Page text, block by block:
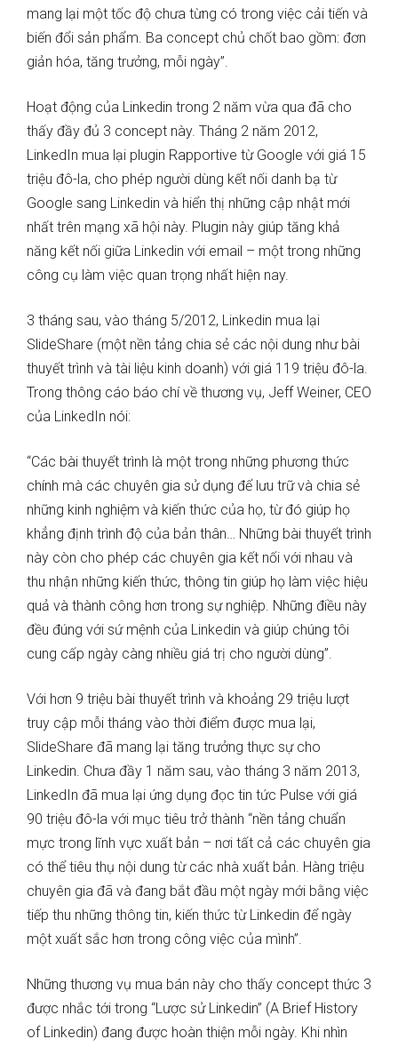
mang lại một tốc độ chưa từng có trong việc cải tiến và
biến đổi sản phẩm. Ba concept chủ chốt bao gồm: đơn
giản hóa, tăng trưởng, mỗi ngày”.
Hoạt động của Linkedin trong 2 năm vừa qua đã cho
thấy đầy đủ 3 concept này. Tháng 2 năm 2012,
LinkedIn mua lại plugin Rapportive từ Google với giá 15
triệu đô-la, cho phép người dùng kết nối danh bạ từ
Google sang Linkedin và hiển thị những cập nhật mới
nhất trên mạng xã hội này. Plugin này giúp tăng khả
năng kết nối giữa Linkedin với email – một trong những
công cụ làm việc quan trọng nhất hiện nay.
3 tháng sau, vào tháng 5/2012, Linkedin mua lại
SlideShare (một nền tảng chia sẻ các nội dung như bài
thuyết trình và tài liệu kinh doanh) với giá 119 triệu đô-la.
Trong thông cáo báo chí về thương vụ, Jeff Weiner, CEO
của LinkedIn nói:
“Các bài thuyết trình là một trong những phương thức
chính mà các chuyên gia sử dụng để lưu trữ và chia sẻ
những kinh nghiệm và kiến thức của họ, từ đó giúp họ
khẳng định trình độ của bản thân… Những bài thuyết trình
này còn cho phép các chuyên gia kết nối với nhau và
thu nhận những kiến thức, thông tin giúp họ làm việc hiệu
quả và thành công hơn trong sự nghiệp. Những điều này
đều đúng với sứ mệnh của Linkedin và giúp chúng tôi
cung cấp ngày càng nhiều giá trị cho người dùng”.
Với hơn 9 triệu bài thuyết trình và khoảng 29 triệu lượt
truy cập mỗi tháng vào thời điểm được mua lại,
SlideShare đã mang lại tăng trưởng thực sự cho
Linkedin. Chưa đầy 1 năm sau, vào tháng 3 năm 2013,
LinkedIn đã mua lại ứng dụng đọc tin tức Pulse với giá
90 triệu đô-la với mục tiêu trở thành “nền tảng chuẩn
mực trong lĩnh vực xuất bản – nơi tất cả các chuyên gia
có thể tiêu thụ nội dung từ các nhà xuất bản. Hàng triệu
chuyên gia đã và đang bắt đầu một ngày mới bằng việc
tiếp thu những thông tin, kiến thức từ Linkedin để ngày
một xuất sắc hơn trong công việc của mình”.
Những thương vụ mua bán này cho thấy concept thức 3
được nhắc tới trong “Lược sử Linkedin” (A Brief History
of Linkedin) đang được hoàn thiện mỗi ngày. Khi nhìn